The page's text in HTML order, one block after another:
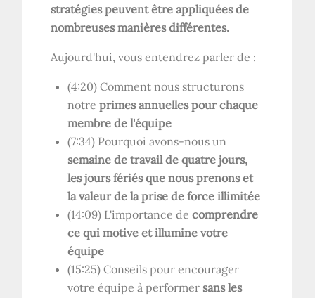
stratégies peuvent être appliquées de
nombreuses manières différentes.
Aujourd'hui, vous entendrez parler de :
(4:20) Comment nous structurons
notre primes annuelles pour chaque
membre de l'équipe
(7:34) Pourquoi avons-nous un
semaine de travail de quatre jours,
les jours fériés que nous prenons et
la valeur de la prise de force illimitée
(14:09) L'importance decomprendre
ce qui motive et illumine votre
équipe
(15:25) Conseils pour encourager
votre équipe à performer sans les